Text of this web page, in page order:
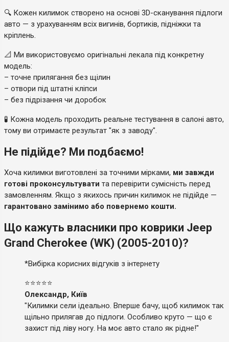
🔍 Кожен килимок створено на основі 3D-сканування підлоги
авто — з урахуванням всіх вигинів, бортиків, підніжки та
кріплень.
📐 Ми використовуємо оригінальні лекала під конкретну
модель:
– точне прилягання без щілин
– отвори під штатні кліпси
– без підрізання чи доробок
🧪 Кожна модель проходить реальне тестування в салоні авто,
тому ви отримаєте результат "як з заводу".
Не підійде? Ми подбаємо!
Хоча килимки виготовлені за точними мірками, ми завжди
готові проконсультувати та перевірити сумісність перед
замовленням. Якщо з якихось причин килимок не підійде —
гарантовано замінимо або повернемо кошти.
Що кажуть власники про коврики Jeep
Grand Cherokee (WK) (2005-2010)?
*Вибірка корисних відгуків з інтернету
⭐⭐⭐⭐⭐
Олександр, Київ
"Килимки сели ідеально. Вперше бачу, щоб килимок так
щільно прилягав до підлоги. Особливо круто — що є
захист під ліву ногу. На моє авто стало як рідне!"